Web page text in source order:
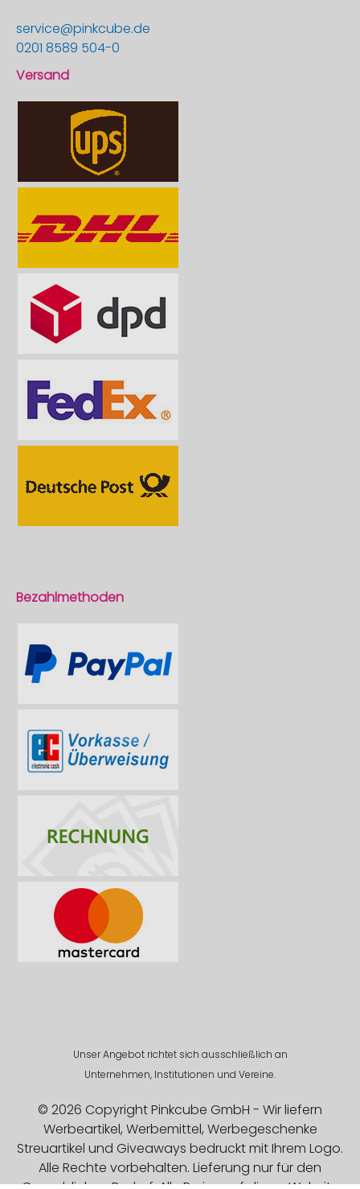
service@pinkcube.de
0201 8589 504-0
Versand
Bezahlmethoden
Unser Angebot richtet sich ausschließlich an
Unternehmen, Institutionen und Vereine.
© 2026 Copyright Pinkcube GmbH - Wir liefern
Werbeartikel, Werbemittel, Werbegeschenke
Streuartikel und Giveaways bedruckt mit Ihrem Logo.
Alle Rechte vorbehalten. Lieferung nur für den